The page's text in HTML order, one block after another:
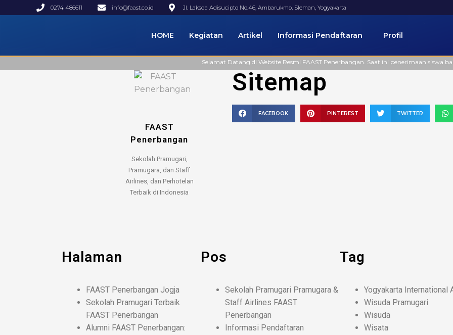
0274 486611 info@faast.co.id Jl. Laksda Adisucipto No.46, Ambarukmo, Sleman, Yogyakarta
HOME Kegiatan Artikel Informasi Pendaftaran Profil
Selamat Datang di Website Resmi FAAST Penerbangan. Saat ini penerimaan siswa baru
FAAST
Penerbangan
Sekolah Pramugari,
Pramugara, dan Staff
Airlines, dan Perhotelan
Terbaik di Indonesia
Sitemap
FACEBOOK PINTEREST TWITTER
Halaman
FAAST Penerbangan Jogja
Sekolah Pramugari Terbaik
FAAST Penerbangan
Alumni FAAST Penerbangan:
Pos
Sekolah Pramugari Pramugara &
Staff Airlines FAAST
Penerbangan
Informasi Pendaftaran
Tag
Yogyakarta International
Wisuda Pramugari
Wisuda
Wisata